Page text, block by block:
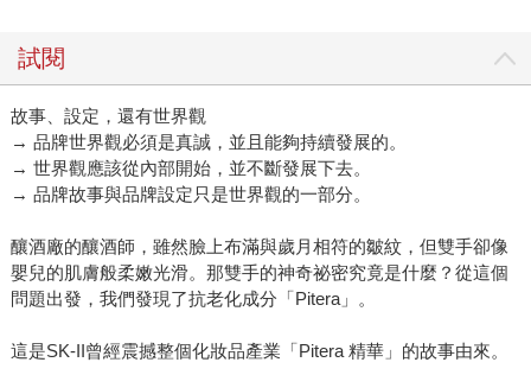
試閱
故事、設定，還有世界觀
→ 品牌世界觀必須是真誠，並且能夠持續發展的。
→ 世界觀應該從內部開始，並不斷發展下去。
→ 品牌故事與品牌設定只是世界觀的一部分。
釀酒廠的釀酒師，雖然臉上布滿與歲月相符的皺紋，但雙手卻像
嬰兒的肌膚般柔嫩光滑。那雙手的神奇祕密究竟是什麼？從這個
問題出發，我們發現了抗老化成分「Pitera」。
這是SK-II曾經震撼整個化妝品產業「Pitera 精華」的故事由來。